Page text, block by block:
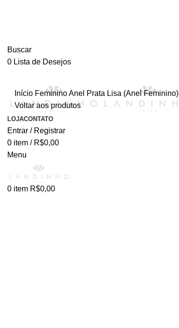
Buscar
0 Lista de Desejos
LOJACONTATO
Entrar / Registrar
0 item / R$0,00
Menu
0 item R$0,00
Início FemininoAnel Prata Lisa (Anel Feminino)
Voltar aos produtos